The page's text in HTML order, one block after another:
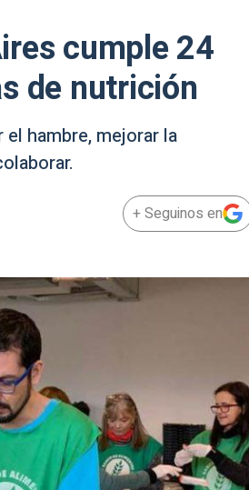
cumple 24
de nutrición
hambre, mejorar la
+ Seguinos en